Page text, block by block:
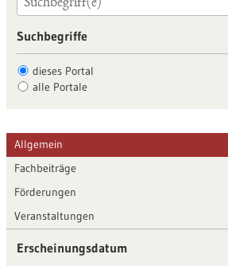
Suchbegriffe
dieses Portal
alle Portale
Allgemein
Fachbeiträge
Förderungen
Veranstaltungen
Erscheinungsdatum